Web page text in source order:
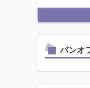
バンオ